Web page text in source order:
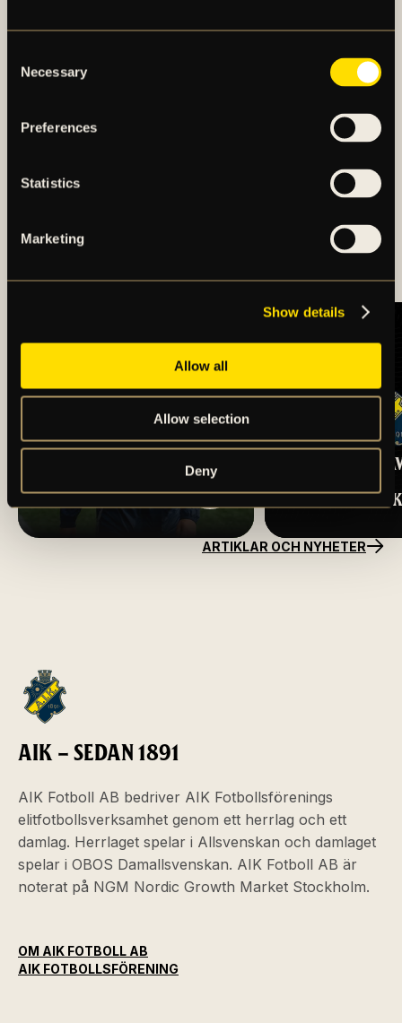
Selection
Necessary
Preferences
Statistics
Marketing
Show details
Allow all
Allow selection
Deny
OSCARSSON SKÖT
BROMMAPOJKARNA
REKRYTERING
VD/
ARTIKLAR OCH NYHETER
AIK – SEDAN 1891
AIK Fotboll AB bedriver AIK Fotbollsförenings
elitfotbollsverksamhet genom ett herrlag och ett
damlag. Herrlaget spelar i Allsvenskan och damlaget
spelar i OBOS Damallsvenskan. AIK Fotboll AB är
noterat på NGM Nordic Growth Market Stockholm.
OM AIK FOTBOLL AB
AIK FOTBOLLSFÖRENING